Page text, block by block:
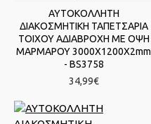
ΑΥΤΟΚΟΛΛΗΤΗ
ΔΙΑΚΟΣΜΗΤΙΚΗ ΤΑΠΕΤΣΑΡΙΑ
ΤΟΙΧΟΥ ΑΔΙΑΒΡΟΧΗ ΜΕ ΟΨΗ
ΜΑΡΜΑΡΟΥ 3000Χ1200Χ2mm
- BS3758
34,99€